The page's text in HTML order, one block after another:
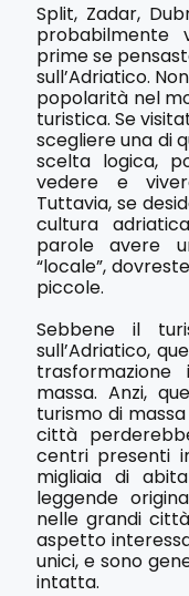
Split, Zadar,
prime se
sull’Adriatico.
popolarità nel
turistica. Se
scegliere una di
scelta logica,
vedere e
Tuttavia, se
cultura
parole avere
“locale”,
piccole.
Sebbene il
sull’Adriatico,
massa. Anzi,
turismo di
città
centri presenti
migliaia di
leggende
nelle grandi
aspetto
unici, e sono
intatta.